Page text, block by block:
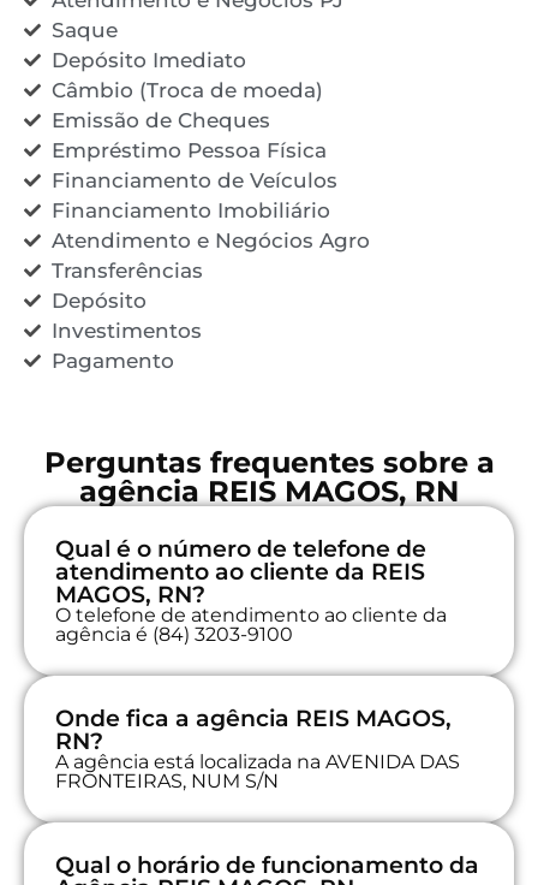
Saque
Depósito Imediato
Câmbio (Troca de moeda)
Emissão de Cheques
Empréstimo Pessoa Física
Financiamento de Veículos
Financiamento Imobiliário
Atendimento e Negócios Agro
Transferências
Depósito
Investimentos
Pagamento
Perguntas frequentes sobre a
agência REIS MAGOS, RN
Qual é o número de telefone de
atendimento ao cliente da REIS
MAGOS, RN?
O telefone de atendimento ao cliente da
agência é (84) 3203-9100
Onde fica a agência REIS MAGOS,
RN?
A agência está localizada na AVENIDA DAS
FRONTEIRAS, NUM S/N
Qual o horário de funcionamento da